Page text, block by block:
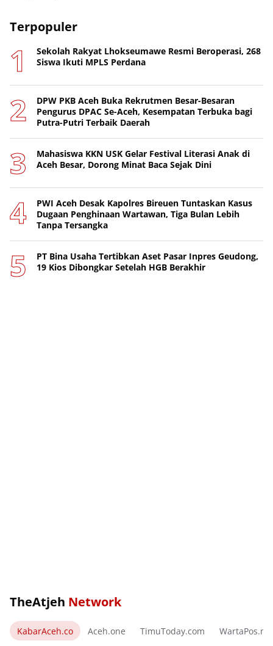
Terpopuler
Sekolah Rakyat Lhokseumawe Resmi Beroperasi, 268
Siswa Ikuti MPLS Perdana
DPW PKB Aceh Buka Rekrutmen Besar-Besaran
Pengurus DPAC Se-Aceh, Kesempatan Terbuka bagi
Putra-Putri Terbaik Daerah
Mahasiswa KKN USK Gelar Festival Literasi Anak di
Aceh Besar, Dorong Minat Baca Sejak Dini
PWI Aceh Desak Kapolres Bireuen Tuntaskan Kasus
Dugaan Penghinaan Wartawan, Tiga Bulan Lebih
Tanpa Tersangka
PT Bina Usaha Tertibkan Aset Pasar Inpres Geudong,
19 Kios Dibongkar Setelah HGB Berakhir
TheAtjeh Network
KabarAceh.co Aceh.one TimuToday.com WartaPos.net